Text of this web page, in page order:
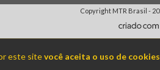
este sitevocê aceita o uso de cookies
Copyright MTR Brasil -